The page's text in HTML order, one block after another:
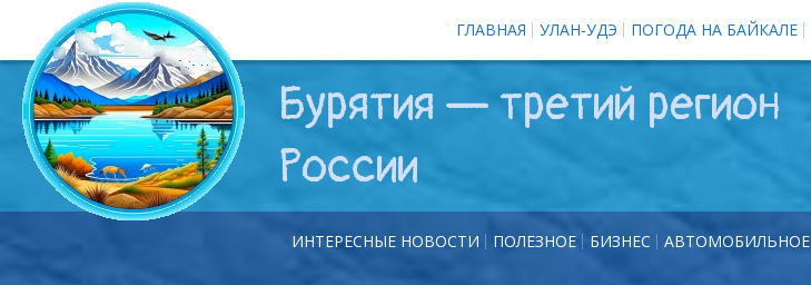
ГЛАВНАЯ УЛАН-УДЭ ПОГОДА НА БАЙКАЛЕ
Бурятия — третий регион
России
ИНТЕРЕСНЫЕ НОВОСТИ ПОЛЕЗНОЕ БИЗНЕС АВТОМОБИЛЬНОЕ